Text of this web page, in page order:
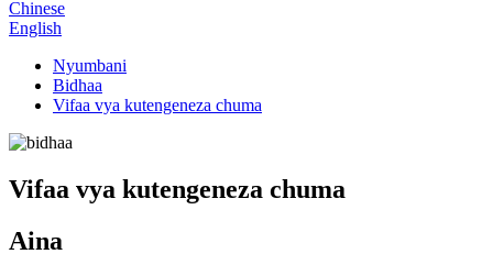
Chinese
English
Nyumbani
Bidhaa
Vifaa vya kutengeneza chuma
Vifaa vya kutengeneza chuma
Aina